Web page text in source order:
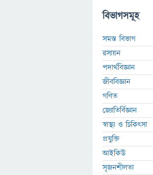
বিভাগসমূহ
সমস্ত বিভাগ
রসায়ন
পদার্থবিজ্ঞান
জীববিজ্ঞান
গণিত
জ্যোতির্বিজ্ঞান
স্বাস্থ্য ও চিকিৎসা
প্রযুক্তি
আইকিউ
সৃজনশীলতা